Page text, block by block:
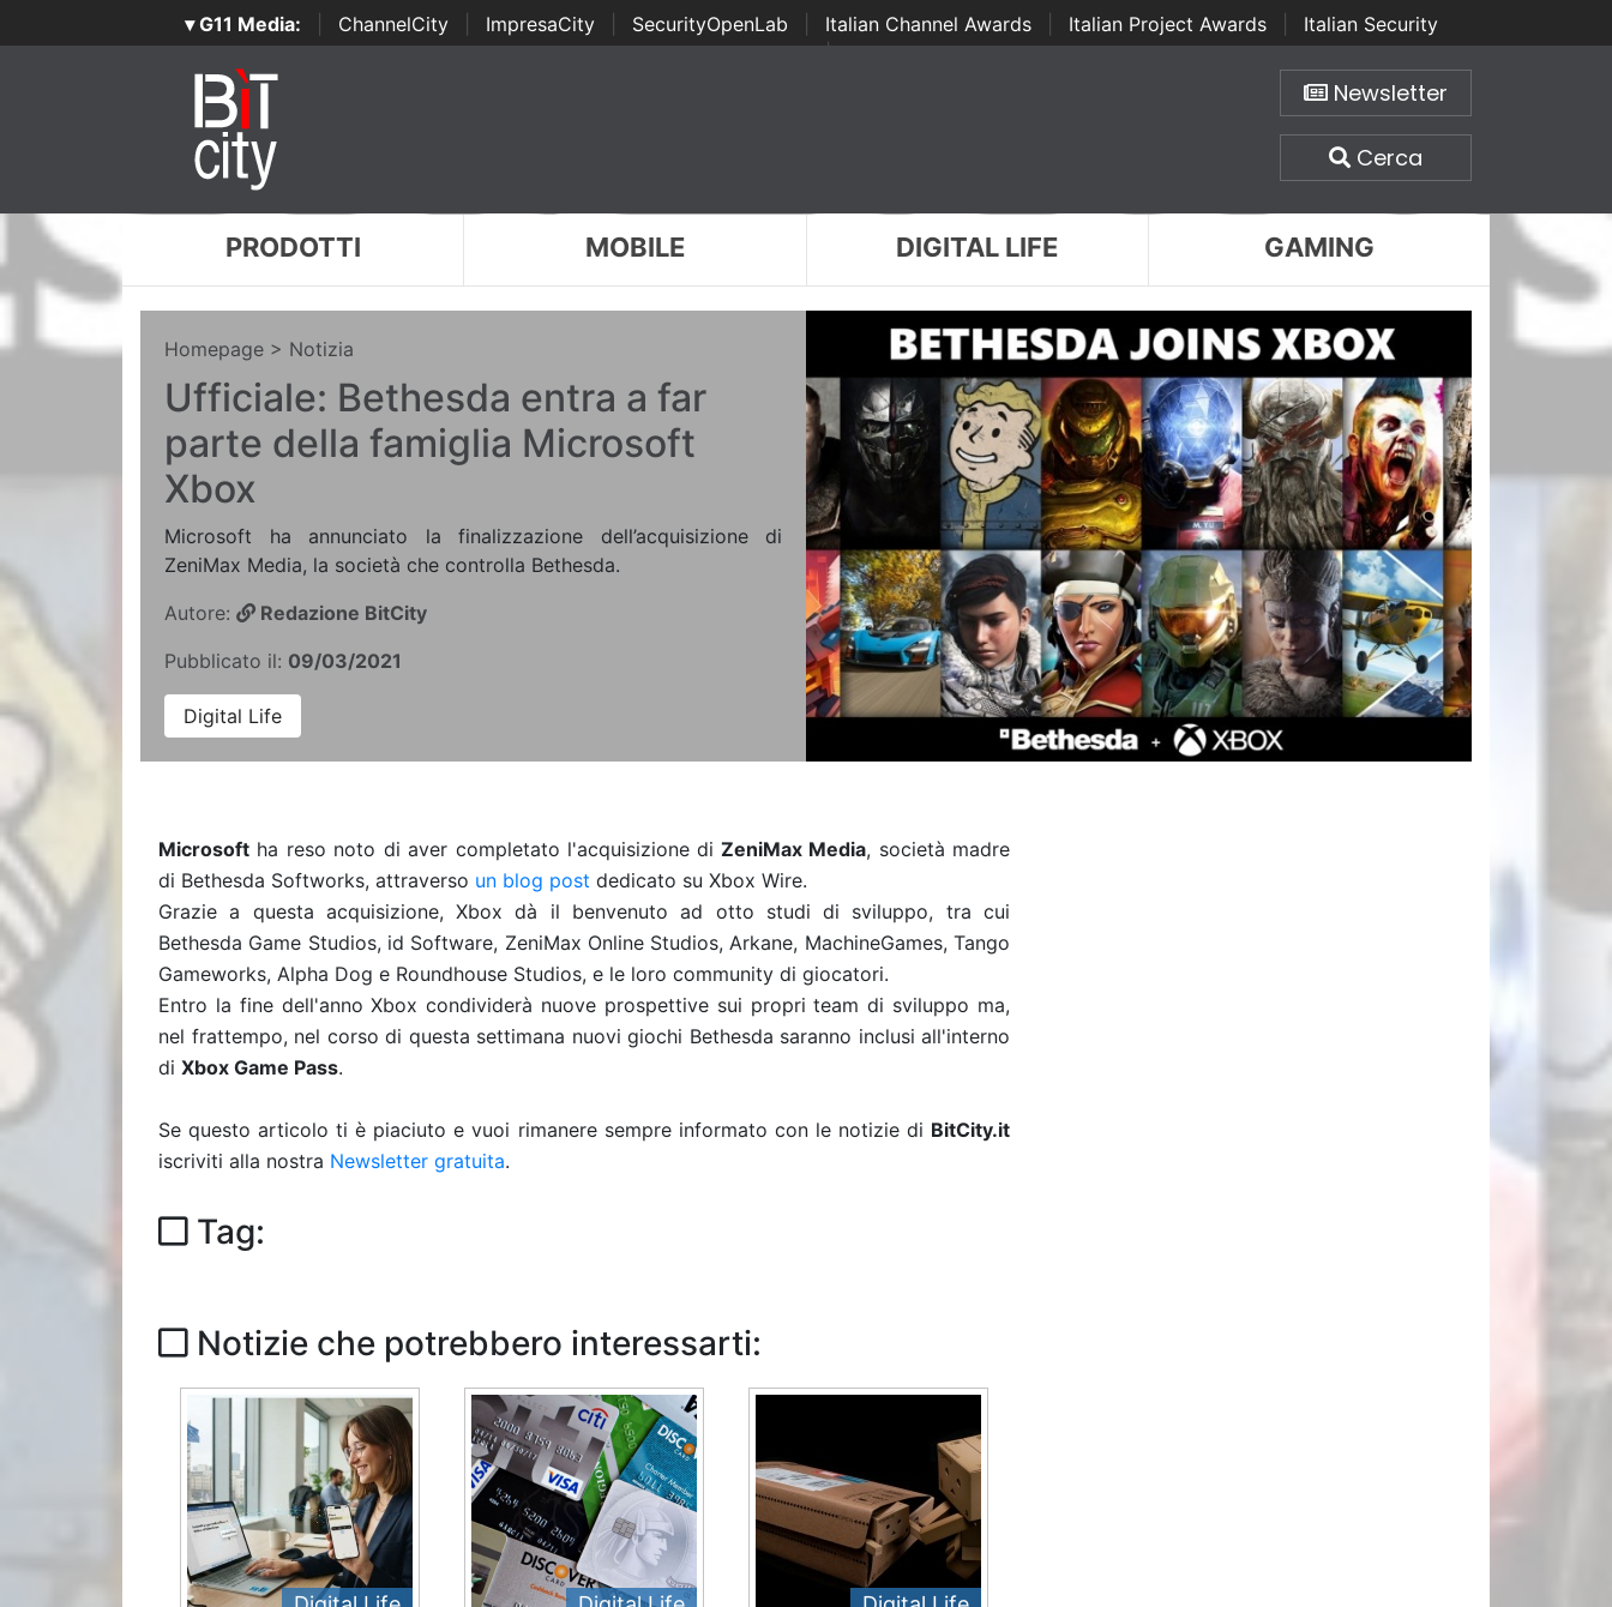
▾ G11 Media: ChannelCity ImpresaCity SecurityOpenLab Italian Channel Awards Italian Project Awards
Italian Security
Awards | ...
Newsletter
Cerca
PRODOTTI MOBILE DIGITAL LIFE GAMING
Homepage > Notizia
Ufficiale: Bethesda entra a far
parte della famiglia Microsoft
Xbox
Microsoft ha annunciato la finalizzazione dell’acquisizione di
ZeniMax Media, la società che controlla Bethesda.
Autore:
Redazione BitCity
Pubblicato il: 09/03/2021
Digital Life
Microsoft ha reso noto di aver completato l'acquisizione di ZeniMax Media, società madre
di Bethesda Softworks, attraverso un blog post dedicato su Xbox Wire.
Grazie a questa acquisizione, Xbox dà il benvenuto ad otto studi di sviluppo, tra cui
Bethesda Game Studios, id Software, ZeniMax Online Studios, Arkane, MachineGames, Tango
Gameworks, Alpha Dog e Roundhouse Studios, e le loro community di giocatori.
Entro la fine dell'anno Xbox condividerà nuove prospettive sui propri team di sviluppo ma,
nel frattempo, nel corso di questa settimana nuovi giochi Bethesda saranno inclusi all'interno
di Xbox Game Pass.
Se questo articolo ti è piaciuto e vuoi rimanere sempre informato con le notizie di BitCity.it
iscriviti alla nostra Newsletter gratuita.
Tag:
Notizie che potrebbero interessarti: